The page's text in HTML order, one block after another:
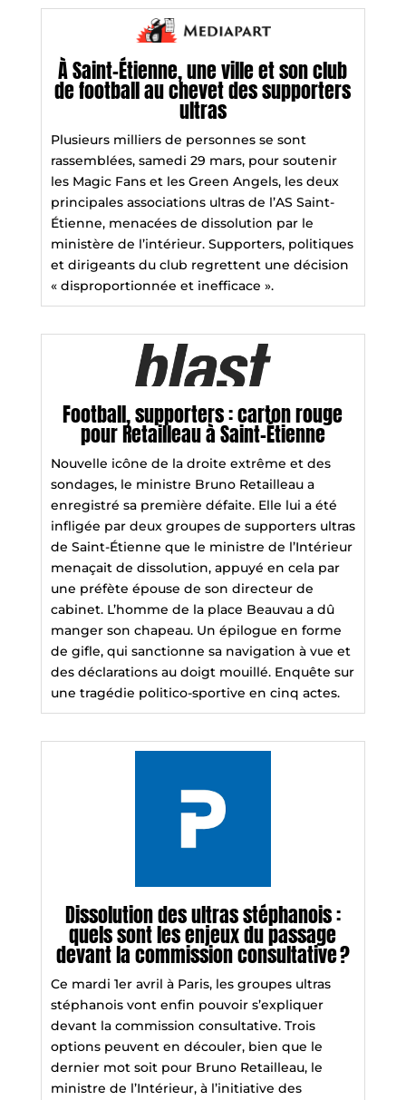
À Saint-Étienne, une ville et son club
de football au chevet des supporters
ultras
Plusieurs milliers de personnes se sont
rassemblées, samedi 29 mars, pour soutenir
les Magic Fans et les Green Angels, les deux
principales associations ultras de l’AS Saint-
Étienne, menacées de dissolution par le
ministère de l’intérieur. Supporters, politiques
et dirigeants du club regrettent une décision
« disproportionnée et inefficace ».
Football, supporters : carton rouge
pour Retailleau à Saint-Étienne
Nouvelle icône de la droite extrême et des
sondages, le ministre Bruno Retailleau a
enregistré sa première défaite. Elle lui a été
infligée par deux groupes de supporters ultras
de Saint-Étienne que le ministre de l’Intérieur
menaçait de dissolution, appuyé en cela par
une préfète épouse de son directeur de
cabinet. L’homme de la place Beauvau a dû
manger son chapeau. Un épilogue en forme
de gifle, qui sanctionne sa navigation à vue et
des déclarations au doigt mouillé. Enquête sur
une tragédie politico-sportive en cinq actes.
Dissolution des ultras stéphanois :
quels sont les enjeux du passage
devant la commission consultative ?
Ce mardi 1er avril à Paris, les groupes ultras
stéphanois vont enfin pouvoir s’expliquer
devant la commission consultative. Trois
options peuvent en découler, bien que le
dernier mot soit pour Bruno Retailleau, le
ministre de l’Intérieur, à l’initiative des